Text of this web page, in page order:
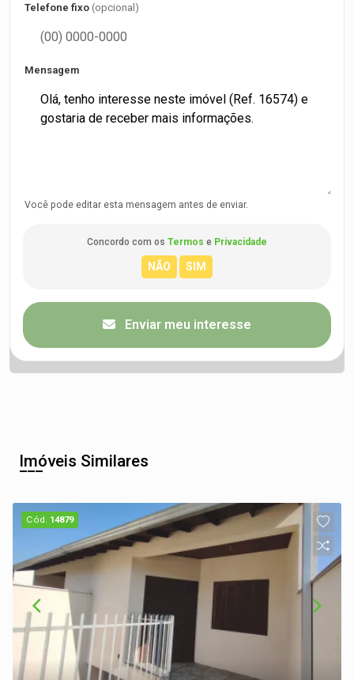
Telefone fixo (opcional)
Mensagem
Você pode editar esta mensagem antes de enviar.
Concordo com os Termos e Privacidade
Enviar meu interesse
Imóveis Similares
Cód. 14879